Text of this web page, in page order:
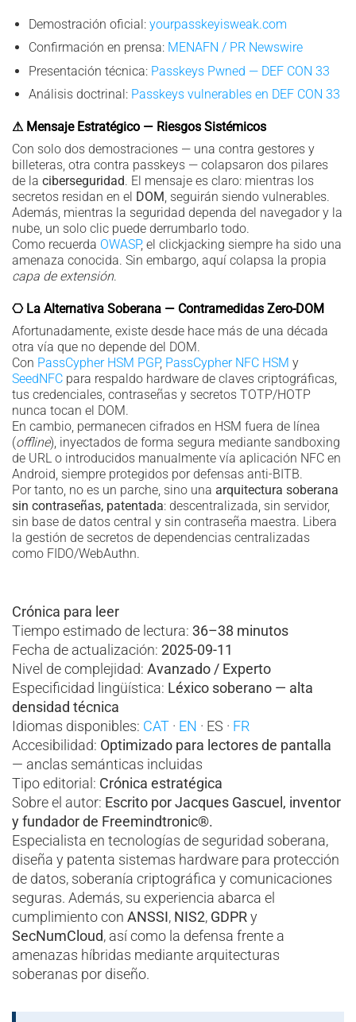
Demostración oficial: yourpasskeyisweak.com
Confirmación en prensa: MENAFN / PR Newswire
Presentación técnica: Passkeys Pwned — DEF CON 33
Análisis doctrinal: Passkeys vulnerables en DEF CON 33
⚠ Mensaje Estratégico — Riesgos Sistémicos
Con solo dos demostraciones — una contra gestores y
billeteras, otra contra passkeys — colapsaron dos pilares
de la ciberseguridad. El mensaje es claro: mientras los
secretos residan en el DOM, seguirán siendo vulnerables.
Además, mientras la seguridad dependa del navegador y la
nube, un solo clic puede derrumbarlo todo.
Como recuerda OWASP, el clickjacking siempre ha sido una
amenaza conocida. Sin embargo, aquí colapsa la propia
capa de extensión.
⎔ La Alternativa Soberana — Contramedidas Zero-DOM
Afortunadamente, existe desde hace más de una década
otra vía que no depende del DOM.
Con PassCypher HSM PGP, PassCypher NFC HSM y
SeedNFC para respaldo hardware de claves criptográficas,
tus credenciales, contraseñas y secretos TOTP/HOTP
nunca tocan el DOM.
En cambio, permanecen cifrados en HSM fuera de línea
(offline), inyectados de forma segura mediante sandboxing
de URL o introducidos manualmente vía aplicación NFC en
Android, siempre protegidos por defensas anti-BITB.
Por tanto, no es un parche, sino una arquitectura soberana
sin contraseñas, patentada: descentralizada, sin servidor,
sin base de datos central y sin contraseña maestra. Libera
la gestión de secretos de dependencias centralizadas
como FIDO/WebAuthn.
Crónica para leer
Tiempo estimado de lectura: 36–38 minutos
Fecha de actualización: 2025-09-11
Nivel de complejidad: Avanzado / Experto
Especificidad lingüística: Léxico soberano — alta
densidad técnica
Idiomas disponibles: CAT · EN · ES · FR
Accesibilidad: Optimizado para lectores de pantalla
— anclas semánticas incluidas
Tipo editorial: Crónica estratégica
Sobre el autor: Escrito por Jacques Gascuel, inventor
y fundador de Freemindtronic®.
Especialista en tecnologías de seguridad soberana,
diseña y patenta sistemas hardware para protección
de datos, soberanía criptográfica y comunicaciones
seguras. Además, su experiencia abarca el
cumplimiento con ANSSI, NIS2, GDPR y
SecNumCloud, así como la defensa frente a
amenazas híbridas mediante arquitecturas
soberanas por diseño.